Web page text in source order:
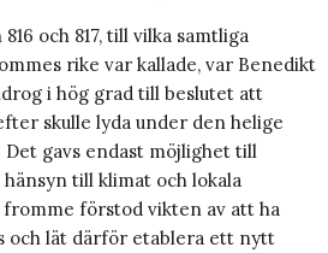
och 817, till vilka samtliga
rike var kallade, var ­Benedikt
i hög grad till beslutet att
skulle lyda under den helige
gavs endast möjlighet till
till klimat och lokala
förstod vikten av att ha
och lät därför etablera ett nytt